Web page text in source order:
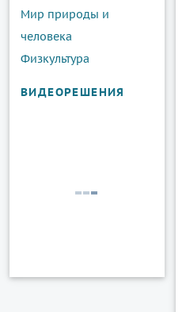
Мир природы и
человека
Физкультура
ВИДЕОРЕШЕНИЯ